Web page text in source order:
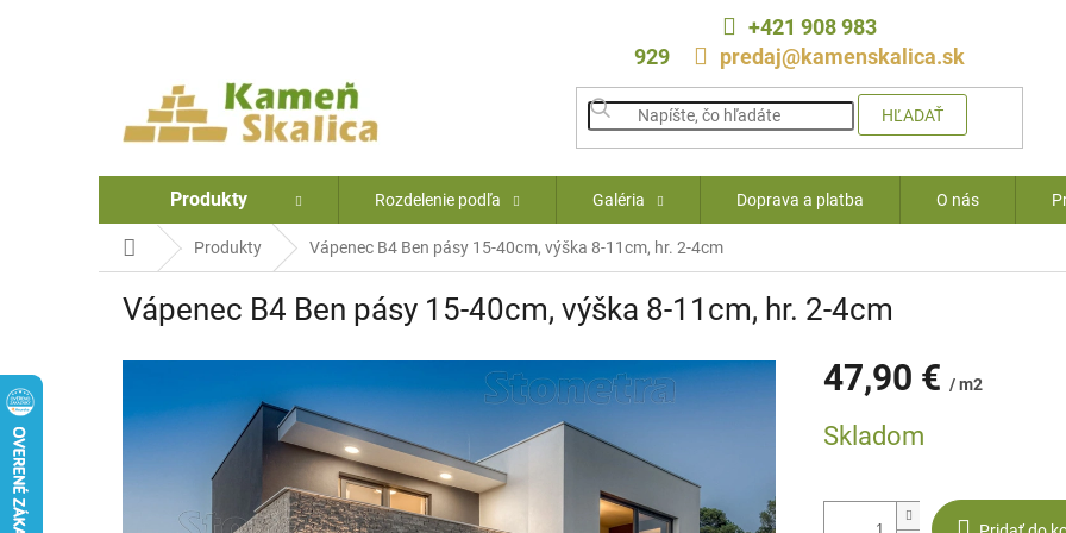
+421 908 983
929
predaj@kamenskalica.sk
HĽADAŤ
Produkty Rozdelenie podľa Galéria Doprava a platba O nás
DomovProdukty Vápenec B4 Ben pásy 15-40cm, výška 8-11cm, hr. 2-4cm
Vápenec B4 Ben pásy 15-40cm, výška 8-11cm, hr. 2-4cm
47,90 € / m2
cena:
Skladom